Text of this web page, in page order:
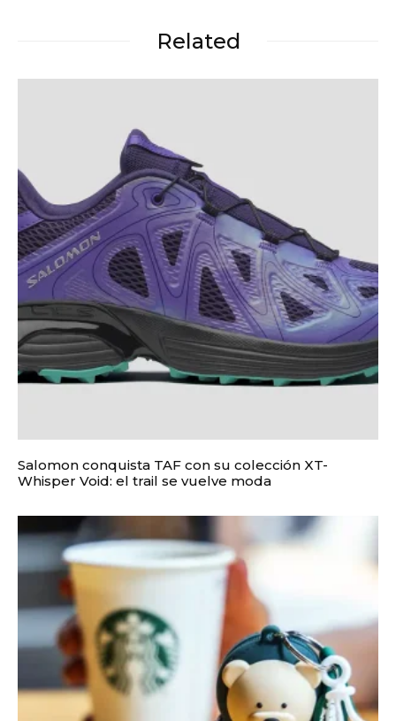
Related
Salomon conquista TAF con su colección XT-
Whisper Void: el trail se vuelve moda